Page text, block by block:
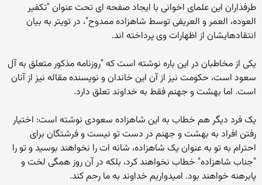
طرفداران این علمای اخوانی با ایجاد صفحه ای تحت عنوان "تکفیر
العوده، العمر و العریفی توسط شاهزاده ممدوح"، در تویتر به بیان
انتقادهایشان از اظهارات وی پرداخته اند.
یکی از مخاطبان در این باره نوشته است که "روزنامه مذکور متعلق به آل
سعود است، حکومت نیز از آن این خاندان و نویسنده مقاله نیز از آنان
است. اما بهشت و جهنم فقط به خداوند تعلق دارد.
یک فرد دیگر هم خطاب به این شاهزاده سعودی نوشته است: اختیار
رفتن افراد به بهشت و جهنم در دست تو نیست و فرشتگان برای
احترام به تو به عنوان یک شاهزاده، شانه ات را نخواهند بوسید و تو را
"جناب شاهزاده" خطاب نخواهند کرد، بلکه در آن روز همگی لخت و
پابرهنه خواهند بود. امیدواریم خداوند به ما رحم کند.